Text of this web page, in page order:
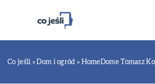
Co jeśli »Dom i ogród » HomeDome Tomasz